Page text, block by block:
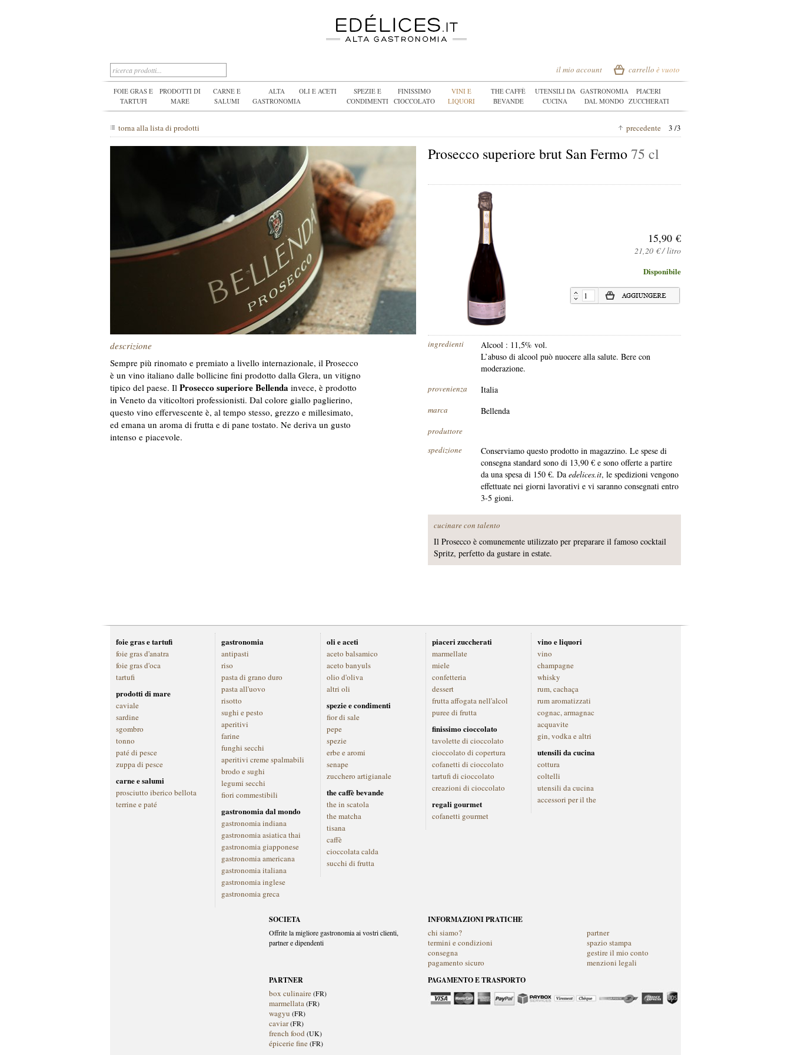
carrello è vuoto
il mio account
FOIE GRAS E
TARTUFI
PRODOTTI DI
MARE
CARNE E
SALUMI
ALTA
GASTRONOMIA
OLI E ACETI
SPEZIE E
CONDIMENTI
FINISSIMO
CIOCCOLATO
VINI E
LIQUORI
THE CAFFÈ
BEVANDE
UTENSILI DA
CUCINA
GASTRONOMIA
DAL MONDO
PIACERI
ZUCCHERATI
torna alla lista di prodotti precedente 3 /3
Prosecco superiore brut San Fermo75 cl
15,90 €
21,20 € / litro
Disponibile
descrizione
Sempre più rinomato e premiato a livello internazionale, il Prosecco
è un vino italiano dalle bollicine fini prodotto dalla Glera, un vitigno
tipico del paese. Il Prosecco superiore Bellenda invece, è prodotto
in Veneto da viticoltori professionisti. Dal colore giallo paglierino,
questo vino effervescente è, al tempo stesso, grezzo e millesimato,
ed emana un aroma di frutta e di pane tostato. Ne deriva un gusto
intenso e piacevole.
ingredienti
Alcool : 11,5% vol.
L’abuso di alcool può nuocere alla salute. Bere con
moderazione.
provenienza Italia
marca Bellenda
produttore
spedizione
Conserviamo questo prodotto in magazzino. Le spese di
consegna standard sono di 13,90 € e sono offerte a partire
da una spesa di 150 €. Da edelices.it, le spedizioni vengono
effettuate nei giorni lavorativi e vi saranno consegnati entro
3-5 gioni.
cucinare con talento
Il Prosecco è comunemente utilizzato per preparare il famoso cocktail
Spritz, perfetto da gustare in estate.
foie gras e tartufi
foie gras d'anatra
foie gras d'oca
tartufi
prodotti di mare
caviale
sardine
sgombro
tonno
paté di pesce
zuppa di pesce
carne e salumi
prosciutto iberico bellota
terrine e paté
gastronomia
antipasti
riso
pasta di grano duro
pasta all'uovo
risotto
sughi e pesto
aperitivi
farine
funghi secchi
aperitivi creme spalmabili
brodo e sughi
legumi secchi
fiori commestibili
gastronomia dal mondo
gastronomia indiana
gastronomia asiatica thai
gastronomia giapponese
gastronomia americana
gastronomia italiana
gastronomia inglese
gastronomia greca
oli e aceti
aceto balsamico
aceto banyuls
olio d'oliva
altri oli
spezie e condimenti
fior di sale
pepe
spezie
erbe e aromi
senape
zucchero artigianale
the caffè bevande
the in scatola
the matcha
tisana
caffè
cioccolata calda
succhi di frutta
piaceri zuccherati
marmellate
miele
confetteria
dessert
frutta affogata nell'alcol
puree di frutta
finissimo cioccolato
tavolette di cioccolato
cioccolato di copertura
cofanetti di cioccolato
tartufi di cioccolato
creazioni di cioccolato
regali gourmet
cofanetti gourmet
vino e liquori
vino
champagne
whisky
rum, cachaça
rum aromatizzati
cognac, armagnac
acquavite
gin, vodka e altri
utensili da cucina
cottura
coltelli
utensili da cucina
accessori per il the
SOCIETA
Offrite la migliore gastronomia ai vostri clienti,
partner e dipendenti
INFORMAZIONI PRATICHE
chi siamo?
termini e condizioni
consegna
pagamento sicuro
partner
spazio stampa
gestire il mio conto
menzioni legali
PARTNER
box culinaire(FR)
marmellata(FR)
wagyu (FR)
caviar(FR)
french food (UK)
épicerie fine(FR)
PAGAMENTO E TRASPORTO